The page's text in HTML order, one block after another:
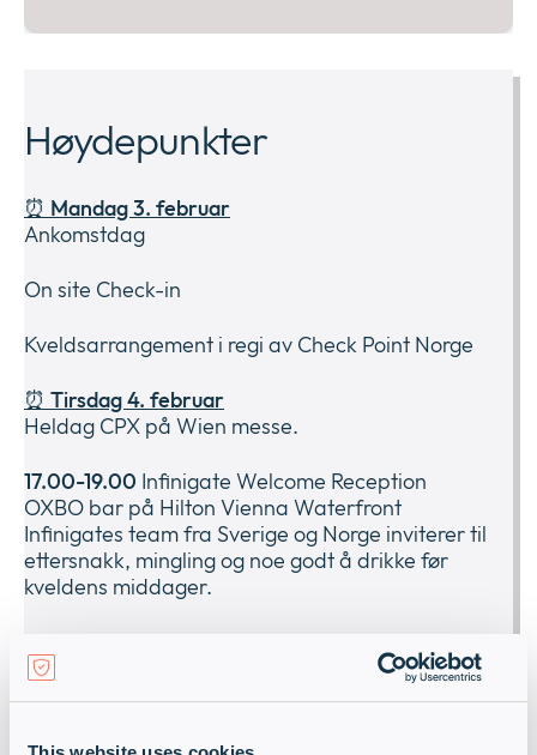
Høydepunkter
⏰ Mandag 3. februar
Ankomstdag
On site Check-in
Kveldsarrangement i regi av Check Point Norge
⏰ Tirsdag 4. februar
Heldag CPX på Wien messe.
17.00-19.00 Infinigate Welcome Reception
OXBO bar på Hilton Vienna Waterfront
Infinigates team fra Sverige og Norge inviterer til
ettersnakk, mingling og noe godt å drikke før
kveldens middager.
Norge
Heldag CPX på Wien messe.